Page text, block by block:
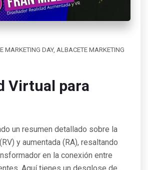
MARKETING DAY, ALBACETE MARKETING
Virtual para
un resumen detallado sobre la
y aumentada (RA), resaltando
en la conexión entre